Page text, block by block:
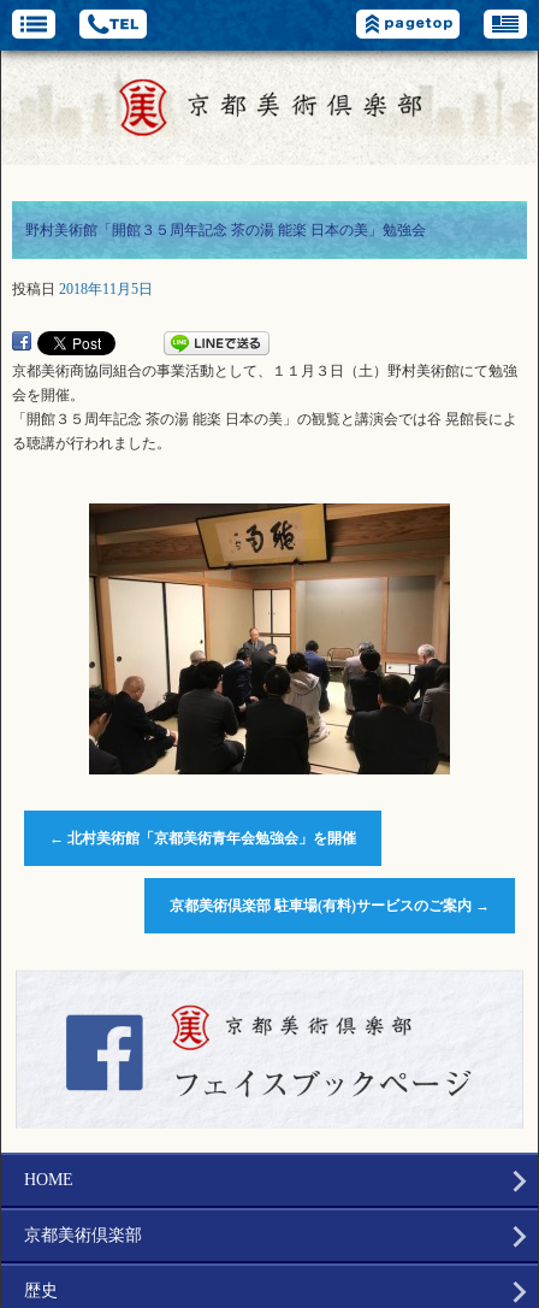
野村美術館「開館３５周年記念 茶の湯 能楽 日本の美」勉強会
投稿日 2018年11月5日
京都美術商協同組合の事業活動として、１１月３日（土）野村美術館にて勉強
会を開催。
「開館３５周年記念 茶の湯 能楽 日本の美」の観覧と講演会では谷 晃館長によ
る聴講が行われました。
← 北村美術館「京都美術青年会勉強会」を開催
京都美術倶楽部 駐車場(有料)サービスのご案内 →
HOME
京都美術倶楽部
歴史